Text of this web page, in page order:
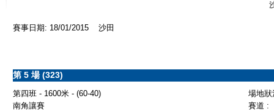
賽事日期: 18/01/2015 沙田
第 5 場 (323)
第四班 - 1600米 - (60-40)
場地
南角讓賽
賽道 :